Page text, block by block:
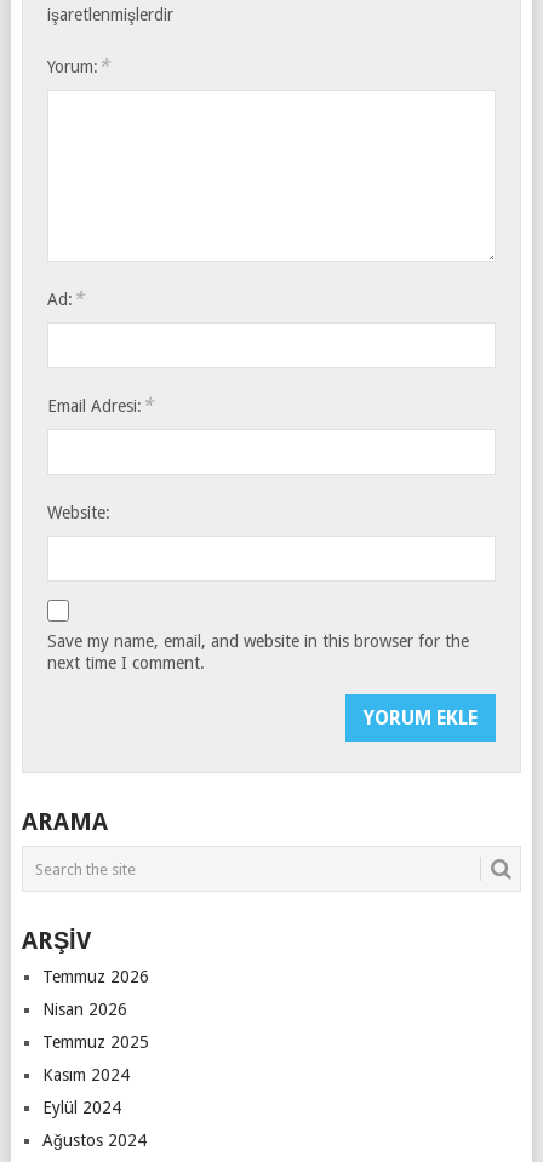
işaretlenmişlerdir
Yorum: *
Ad: *
Email Adresi: *
Website:
Save my name, email, and website in this browser for the
next time I comment.
ARAMA
ARŞİV
Temmuz 2026
Nisan 2026
Temmuz 2025
Kasım 2024
Eylül 2024
Ağustos 2024